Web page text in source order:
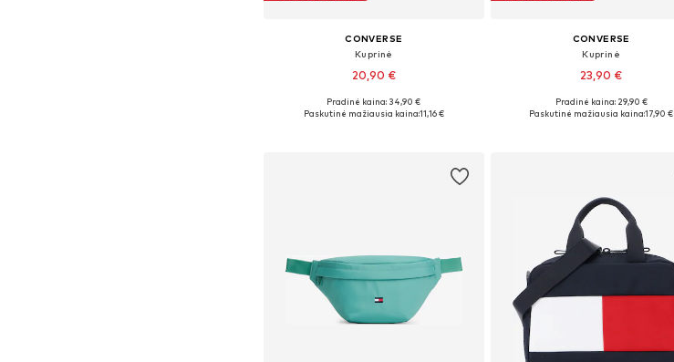
CONVERSE
Kuprinė
20,90 €
Galimi dydžiai: One Size
Pradinė kaina: 34,90 €
Paskutinė mažiausia kaina:11,16 €
CONVERSE
Kuprinė
23,90 €
Galimi dydžiai: One Size
Pradinė kaina: 29,90 €
Paskutinė mažiausia kaina:17,90 €